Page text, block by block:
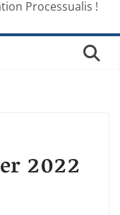
Processualis !
2022